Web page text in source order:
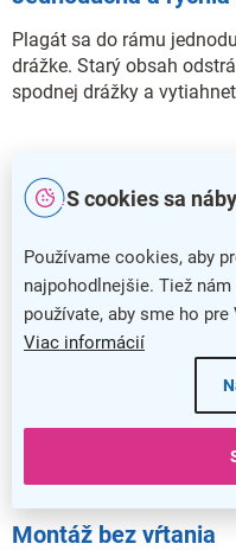
S cookies sa
Používame cookies, aby
najpohodlnejšie. Tiež
používate, aby sme ho
Viac informácií
Plagát sa do rámu
drážke. Starý obsah
spodnej drážky a
Montáž bez vŕtania